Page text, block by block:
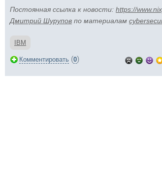
Постоянная ссылка к новости: https://
Дмитрий Шурупов по материалам
IBM
Комментировать (0)